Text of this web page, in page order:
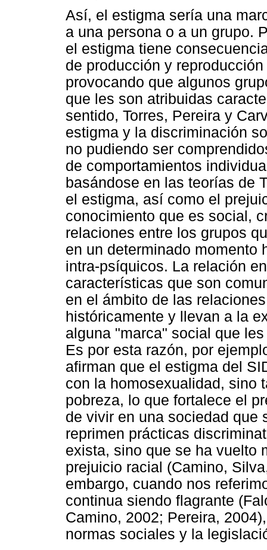
Así, el estigma sería una
a una persona o a un grupo.
el estigma tiene
de producción y
provocando que algunos
que les son atribuidas
sentido, Torres, Pereira y
estigma y la discriminación
no pudiendo ser
de comportamientos
basándose en las teorías de
el estigma, así como el
conocimiento que es social,
relaciones entre los grupos
en un determinado momento
intra-psíquicos. La relación
características que son
en el ámbito de las
históricamente y llevan a la
alguna "marca" social que
Es por esta razón, por
afirman que el estigma del
con la homosexualidad, sino
pobreza, lo que fortalece el
de vivir en una sociedad que
reprimen prácticas
exista, sino que se ha vuelto
prejuicio racial (Camino,
embargo, cuando nos
continua siendo flagrante
Camino, 2002; Pereira,
normas sociales y la